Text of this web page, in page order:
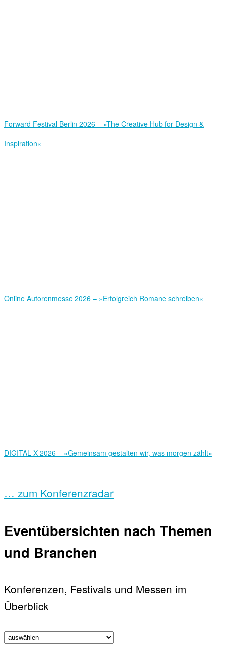
Forward Festival Berlin 2026 – »The Creative Hub for Design &
Inspiration«
Online Autorenmesse 2026 – »Erfolgreich Romane schreiben«
DIGITAL X 2026 – »Gemeinsam gestalten wir, was morgen zählt«
… zum Konferenzradar
Eventübersichten nach Themen
und Branchen
Konferenzen, Festivals und Messen im
Überblick